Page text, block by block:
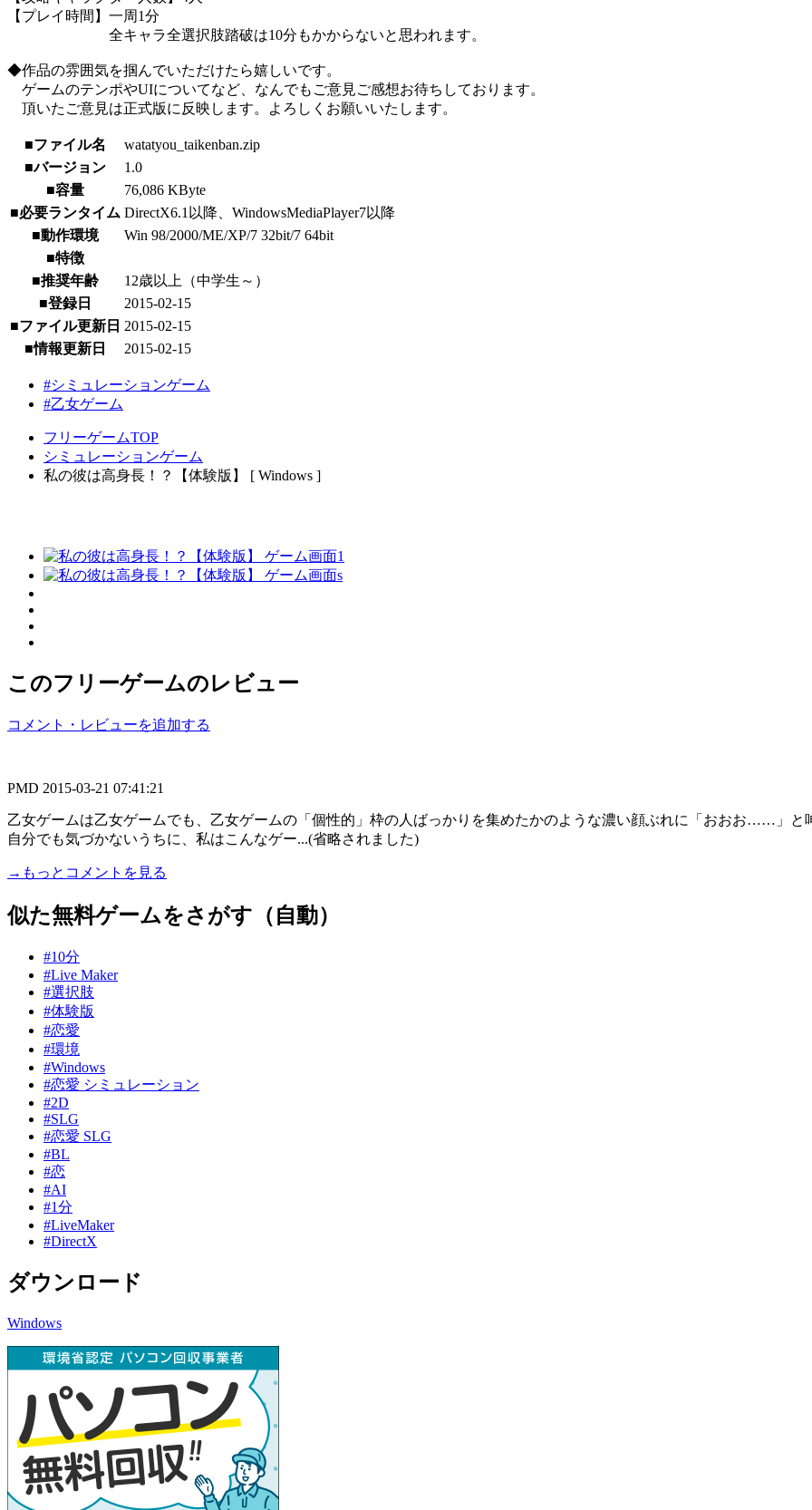
【プレイ時間】一周1分
全キャラ全選択肢踏破は10分もかからないと思われます。
◆作品の雰囲気を掴んでいただけたら嬉しいです。
ゲームのテンポやUIについてなど、なんでもご意見ご感想お待ちしております。
頂いたご意見は正式版に反映します。よろしくお願いいたします。
■ファイル名
watatyou_taikenban.zip
■バージョン
1.0
■容量
76,086 KByte
■必要ランタイム DirectX6.1以降、WindowsMediaPlayer7以降
■動作環境
Win 98/2000/ME/XP/7 32bit/7 64bit
■特徴
■推奨年齢
12歳以上（中学生～）
■登録日
2015-02-15
■ファイル更新日 2015-02-15
■情報更新日
2015-02-15
#シミュレーションゲーム
#乙女ゲーム
フリーゲームTOP
シミュレーションゲーム
私の彼は高身長！？【体験版】 [ Windows ]
このフリーゲームのレビュー
コメント・レビューを追加する
PMD 2015-03-21 07:41:21
乙女ゲームは乙女ゲームでも、乙女ゲームの「個性的」枠の人ばっかりを集めたかのような濃い顔ぶれに「おおお……」と
自分でも気づかないうちに、私はこんなゲー...(省略されました)
→もっとコメントを見る
似た無料ゲームをさがす（自動）
#10分
#Live Maker
#選択肢
#体験版
#恋愛
#環境
#Windows
#恋愛 シミュレーション
#2D
#SLG
#恋愛 SLG
#BL
#恋
#AI
#1分
#LiveMaker
#DirectX
ダウンロード
Windows